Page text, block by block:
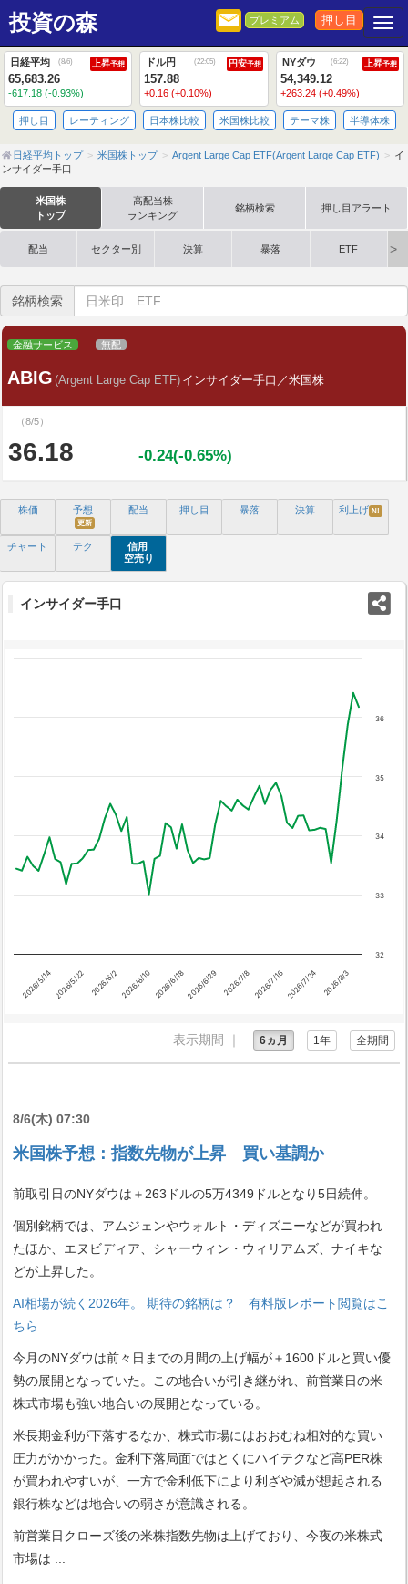
投資の森 プレミアム 押し目
日経平均 (8/6) 上昇予想
65,683.26
-617.18 (-0.93%)
ドル円 (22:05) 円安予想
157.88
+0.16 (+0.10%)
NYダウ (6:22) 上昇予想
54,349.12
+263.24 (+0.49%)
押し目 レーティング 日本株比較 米国株比較 テーマ株 半導体株
日経平均トップ 米国株トップ Argent Large Cap ETF(Argent Large Cap ETF)
イ
ンサイダー手口
米国株
トップ
高配当株
ランキング
銘柄検索 押し目アラート
配当 セクター別 決算 暴落 ETF
銘柄検索
金融サービス 無配
ABIG (Argent Large Cap ETF) インサイダー手口／米国株
（8/5）
36.18 -0.24(-0.65%)
株価 予想
更新
配当 押し目 暴落 決算 利上げ N!
チャート テク
信用
空売り
インサイダー手口
2026/5/142026/5/22 2026/6/22026/6/102026/6/182026/6/29 2026/7/8 2026/7/162026/7/24 2026/8/3
32
33
34
35
36
表示期間 ｜ 6ヵ月 1年 全期間
8/6(木) 07:30
米国株予想：指数先物が上昇 買い基調か
前取引日のNYダウは＋263ドルの5万4349ドルとなり5日続伸。
個別銘柄では、アムジェンやウォルト・ディズニーなどが買われ
たほか、エヌビディア、シャーウィン・ウィリアムズ、ナイキな
どが上昇した。
AI相場が続く2026年。 期待の銘柄は？ 有料版レポート閲覧はこ
ちら
今月のNYダウは前々日までの月間の上げ幅が＋1600ドルと買い優
勢の展開となっていた。この地合いが引き継がれ、前営業日の米
株式市場も強い地合いの展開となっている。
米長期金利が下落するなか、株式市場にはおおむね相対的な買い
圧力がかかった。金利下落局面ではとくにハイテクなど高PER株
が買われやすいが、一方で金利低下により利ざや減が想起される
銀行株などは地合いの弱さが意識される。
前営業日クローズ後の米株指数先物は上げており、今夜の米株式
市場は ...